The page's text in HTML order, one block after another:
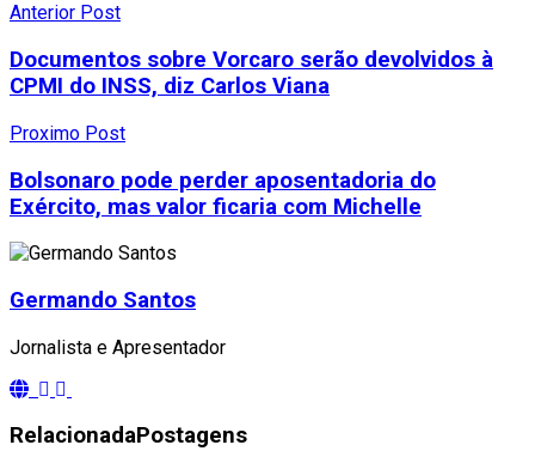
Anterior Post
Documentos sobre Vorcaro serão devolvidos à
CPMI do INSS, diz Carlos Viana
Proximo Post
Bolsonaro pode perder aposentadoria do
Exército, mas valor ficaria com Michelle
Germando Santos
Jornalista e Apresentador
RelacionadaPostagens